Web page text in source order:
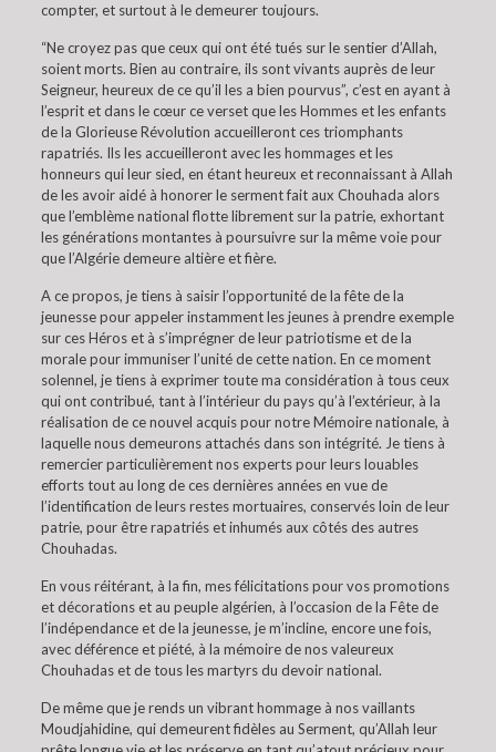
compter, et surtout à le demeurer toujours.
“Ne croyez pas que ceux qui ont été tués sur le sentier d’Allah,
soient morts. Bien au contraire, ils sont vivants auprès de leur
Seigneur, heureux de ce qu’il les a bien pourvus”, c’est en ayant à
l’esprit et dans le cœur ce verset que les Hommes et les enfants
de la Glorieuse Révolution accueilleront ces triomphants
rapatriés. Ils les accueilleront avec les hommages et les
honneurs qui leur sied, en étant heureux et reconnaissant à Allah
de les avoir aidé à honorer le serment fait aux Chouhada alors
que l’emblème national flotte librement sur la patrie, exhortant
les générations montantes à poursuivre sur la même voie pour
que l’Algérie demeure altière et fière.
A ce propos, je tiens à saisir l’opportunité de la fête de la
jeunesse pour appeler instamment les jeunes à prendre exemple
sur ces Héros et à s’imprégner de leur patriotisme et de la
morale pour immuniser l’unité de cette nation. En ce moment
solennel, je tiens à exprimer toute ma considération à tous ceux
qui ont contribué, tant à l’intérieur du pays qu’à l’extérieur, à la
réalisation de ce nouvel acquis pour notre Mémoire nationale, à
laquelle nous demeurons attachés dans son intégrité. Je tiens à
remercier particulièrement nos experts pour leurs louables
efforts tout au long de ces dernières années en vue de
l’identification de leurs restes mortuaires, conservés loin de leur
patrie, pour être rapatriés et inhumés aux côtés des autres
Chouhadas.
En vous réitérant, à la fin, mes félicitations pour vos promotions
et décorations et au peuple algérien, à l’occasion de la Fête de
l’indépendance et de la jeunesse, je m’incline, encore une fois,
avec déférence et piété, à la mémoire de nos valeureux
Chouhadas et de tous les martyrs du devoir national.
De même que je rends un vibrant hommage à nos vaillants
Moudjahidine, qui demeurent fidèles au Serment, qu’Allah leur